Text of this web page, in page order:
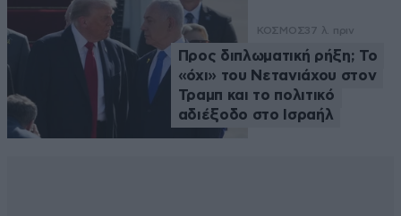
ΚΟΣΜΟΣ37 λ. πριν
Προς διπλωματική ρήξη; Το
«όχι» του Νετανιάχου στον
Τραμπ και το πολιτικό
αδιέξοδο στο Ισραήλ